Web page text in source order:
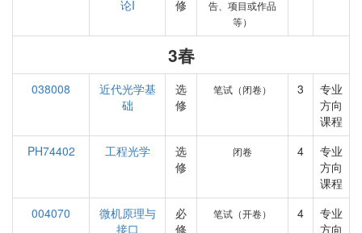
论I
修
告、项目或作品
等）
3春
038008
近代光学基
础
选
修
笔试（闭卷） 3
专业
方向
课程
PH74402
工程光学
选
修
闭卷 4
专业
方向
课程
004070
微机原理与
接口
必
修
笔试（开卷） 4
专业
方向